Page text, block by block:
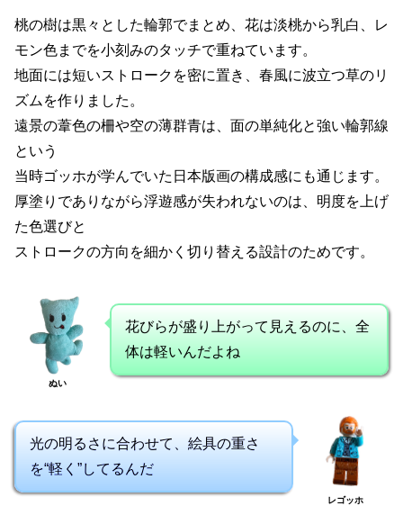
桃の樹は黒々とした輪郭でまとめ、花は淡桃から乳白、レ
モン色までを小刻みのタッチで重ねています。
地面には短いストロークを密に置き、春風に波立つ草のリ
ズムを作りました。
遠景の葦色の柵や空の薄群青は、面の単純化と強い輪郭線
という
当時ゴッホが学んでいた日本版画の構成感にも通じます。
厚塗りでありながら浮遊感が失われないのは、明度を上げ
た色選びと
ストロークの方向を細かく切り替える設計のためです。
ぬい
花びらが盛り上がって見えるのに、全
体は軽いんだよね
光の明るさに合わせて、絵具の重さ
を“軽く”してるんだ
レゴッホ